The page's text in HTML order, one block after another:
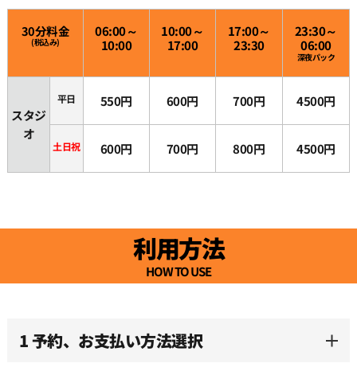
22:30
23:30
30分料金
(税込み)
06:00～
10:00
10:00～
17:00
17:00～
23:30
23:30～
06:00
深夜パック
スタジ
オ
平日 550円 600円 700円 4500円
土日祝 600円 700円 800円 4500円
利用方法
HOW TO USE
1 予約、お支払い方法選択